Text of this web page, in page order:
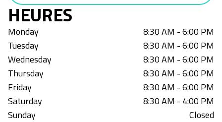
HEURES
Monday
8:30 AM - 6:00 PM
Tuesday
8:30 AM - 6:00 PM
Wednesday
8:30 AM - 6:00 PM
Thursday
8:30 AM - 6:00 PM
Friday
8:30 AM - 6:00 PM
Saturday
8:30 AM - 4:00 PM
Sunday
Closed